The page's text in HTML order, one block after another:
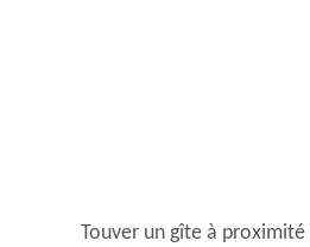
Touver un gîte à proximité